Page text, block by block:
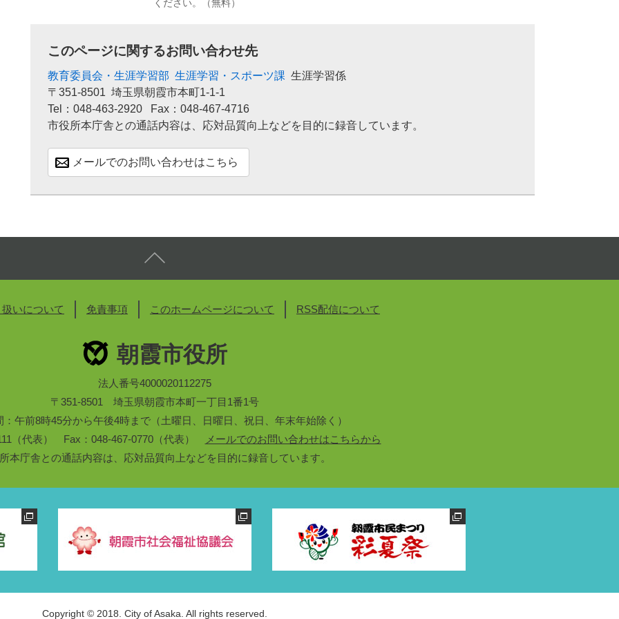
ください。（無料）
このページに関するお問い合わせ先
教育委員会・生涯学習部 生涯学習・スポーツ課 生涯学習係
〒351-8501 埼玉県朝霞市本町1-1-1
Tel：048-463-2920
Fax：048-467-4716
市役所本庁舎との通話内容は、応対品質向上などを目的に録音しています。
メールでのお問い合わせはこちら
いについて 免責事項 このホームページについて RSS配信について
朝霞市役所
法人番号4000020112275
〒351-8501 埼玉県朝霞市本町一丁目1番1号
：午前8時45分から午後4時まで（土曜日、日曜日、祝日、年末年始除く）
（代表） Fax：048-467-0770（代表）
メールでのお問い合わせはこちらから
本庁舎との通話内容は、応対品質向上などを目的に録音しています。
Copyright © 2018. City of Asaka. All rights reserved.